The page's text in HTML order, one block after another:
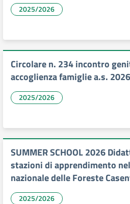
2025/2026
Circolare n. 234 incontro
accoglienza famiglie a.s.
2025/2026
SUMMER SCHOOL 2026
stazioni di apprendimento
nazionale delle Foreste
2025/2026